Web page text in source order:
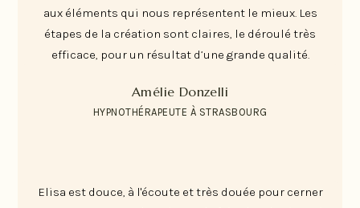
aux éléments qui nous représentent le mieux. Les
étapes de la création sont claires, le déroulé très
efficace, pour un résultat d’une grande qualité.
Amélie Donzelli
HYPNOTHÉRAPEUTE À STRASBOURG
Elisa est douce, à l'écoute et très douée pour cerner